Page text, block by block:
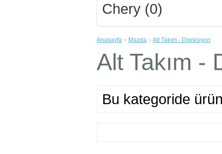
Chery (0)
Anasayfa » Mazda » Alt Takım - Direksiyon
Alt Takım -
Bu kategoride